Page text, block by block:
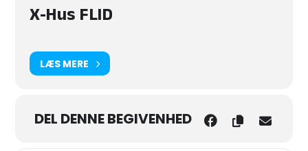
X-Hus FLID
LÆS MERE
DEL DENNE BEGIVENHED